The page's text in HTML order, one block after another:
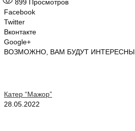
899 Просмотров
Facebook
Twitter
Вконтакте
Google+
ВОЗМОЖНО, ВАМ БУДУТ ИНТЕРЕСНЫ
Катер “Мажор”
28.05.2022